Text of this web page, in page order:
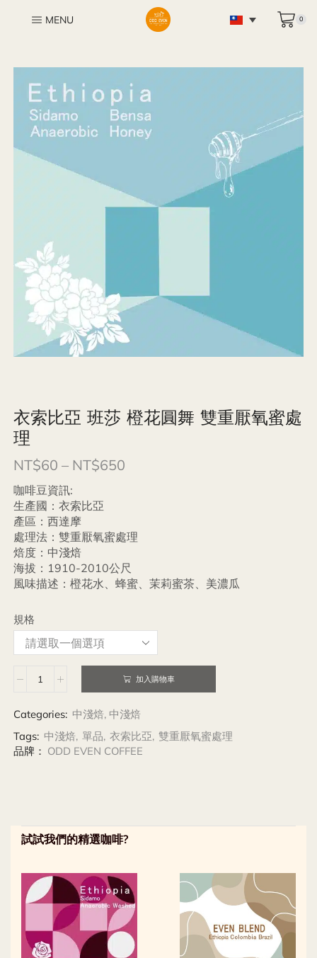
MENU 0
衣索比亞 班莎 橙花圓舞 雙重厭氧蜜處
理
NT$60 – NT$650
咖啡豆資訊:
生產國：衣索比亞
產區：西達摩
處理法：雙重厭氧蜜處理
焙度：中淺焙
海拔：1910-2010公尺
風味描述：橙花水、蜂蜜、茉莉蜜茶、美濃瓜
規格
加入購物車
Categories: 中淺焙, 中淺焙
Tags: 中淺焙, 單品, 衣索比亞, 雙重厭氧蜜處理
品牌： ODD EVEN COFFEE
試試我們的精選咖啡?